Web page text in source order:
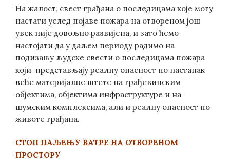
На жалост, свест грађана о последицама које могу
настати услед појаве пожара на отвореном још
увек није довољно развијена, и зато ћемо
настојати да у даљем периоду радимо на
подизању људске свести о последицама пожара
који представљају реалну опасност по настанак
веће материјалне штете на грађевинским
објектима, објектима инфраструктуре и на
шумским комплексима, али и реалну опасност по
животе грађана.
СТОП ПАЉЕЊУ ВАТРЕ НА ОТВОРЕНОМ
ПРОСТОРУ